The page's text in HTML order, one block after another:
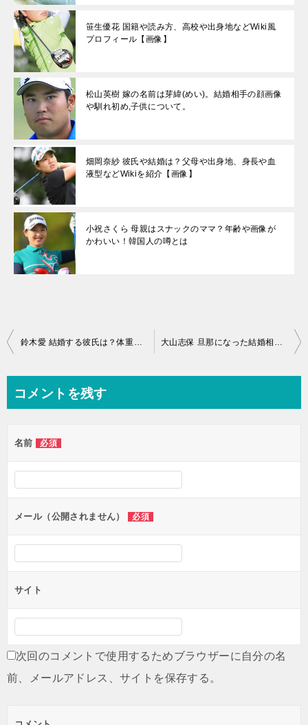
笹生優花 国籍や読み方、高校や出身地などWiki風
プロフィール【画像】
松山英樹 嫁の名前は芽緯(めい)。結婚相手の顔画像
や馴れ初め,子供について。
畑岡奈紗 彼氏や結婚は？父母や出身地、身長や血
液型などWikiを紹介【画像】
小祝さくら 母親はスナックのママ？年齢や画像が
かわいい！韓国人の噂とは
投
ビ
ー
シ
ン
鈴木愛 結婚する彼氏は？体重や性格、出身高校やふてくされ顔について【画像】 大山志保 旦那になった結婚相手は誰？年齢や父、出身地などWikiを紹介
コメントを残す
名前 必須
メール（公開されません） 必須
サイト
次回のコメントで使用するためブラウザーに自分の名
前、メールアドレス、サイトを保存する。